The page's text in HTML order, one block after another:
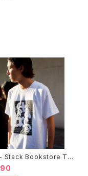
Stack Bookstore Te